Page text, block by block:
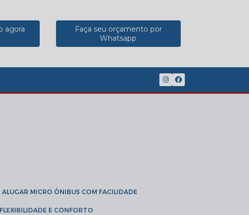
agora
Faça seu orçamento por
Whatsapp
ALUGAR MICRO ÔNIBUS COM FACILIDADE
FLEXIBILIDADE E CONFORTO